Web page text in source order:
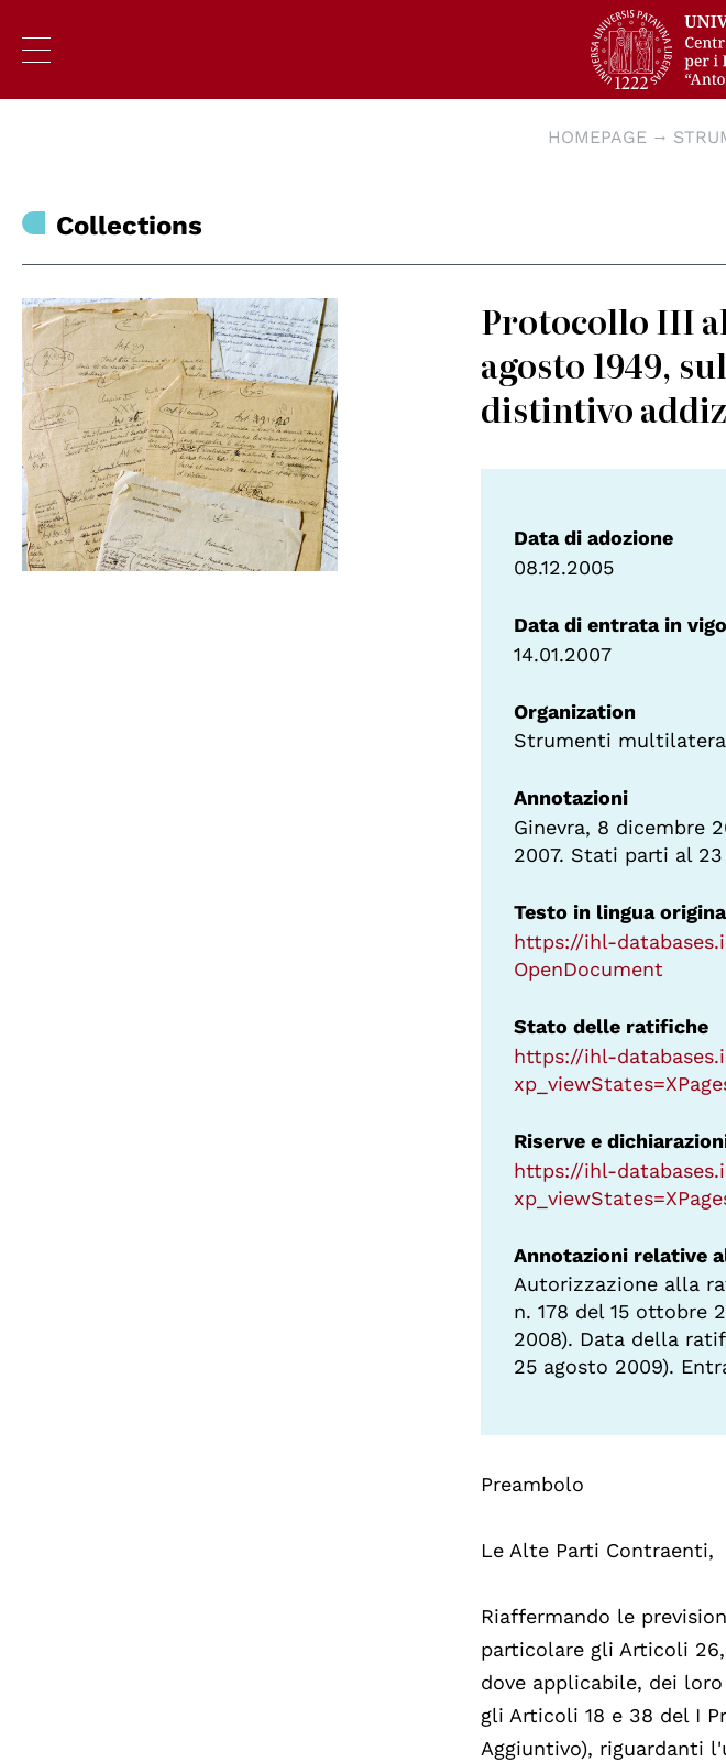
HOMEPAGE
Collections
Protocollo III
agosto 1949,
distintivo
Data di adozione
08.12.2005
Data di entrata in
14.01.2007
Organization
Strumenti
Annotazioni
Ginevra, 8 dicembre
2007. Stati parti al
Testo in lingua
https://ihl-
OpenDocument
Stato delle ratifiche
https://ihl-
Riserve e
https://ihl-
Annotazioni relative
Autorizzazione alla
n. 178 del 15 ottobre
2008). Data della
25 agosto 2009).
Preambolo
Le Alte Parti Contraenti,
Riaffermando le
particolare gli Articoli
dove applicabile, dei
gli Articoli 18 e 38 del I
Aggiuntivo), riguardanti